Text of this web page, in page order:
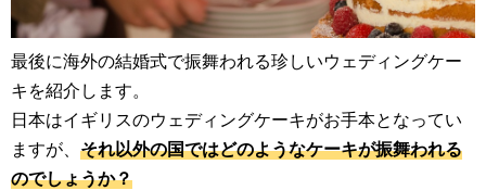
最後に海外の結婚式で振舞われる珍しいウェディングケー
キを紹介します。
日本はイギリスのウェディングケーキがお手本となってい
ますが、 それ以外の国ではどのようなケーキが振舞われる
のでしょうか？